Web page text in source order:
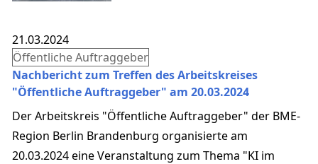
21.03.2024
Öffentliche Auftraggeber
Nachbericht zum Treffen des Arbeitskreises
"Öffentliche Auftraggeber" am 20.03.2024
Der Arbeitskreis "Öffentliche Auftraggeber" der BME-
Region Berlin Brandenburg organisierte am
20.03.2024 eine Veranstaltung zum Thema "KI im